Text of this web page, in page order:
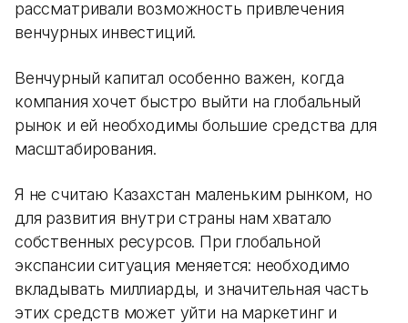
рассматривали возможность привлечения
венчурных инвестиций.
Венчурный капитал особенно важен, когда
компания хочет быстро выйти на глобальный
рынок и ей необходимы большие средства для
масштабирования.
Я не считаю Казахстан маленьким рынком, но
для развития внутри страны нам хватало
собственных ресурсов. При глобальной
экспансии ситуация меняется: необходимо
вкладывать миллиарды, и значительная часть
этих средств может уйти на маркетинг и